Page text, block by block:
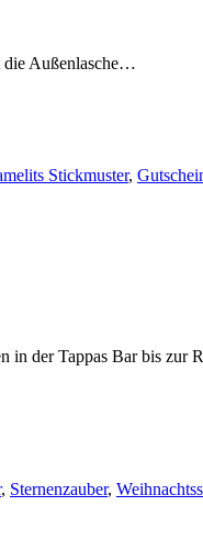
die Außenlasche…
Stickmuster,
in der Tappas Bar bis
, Sternenzauber,